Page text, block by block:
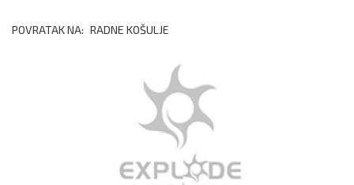
POVRATAK NA: RADNE KOŠULJE